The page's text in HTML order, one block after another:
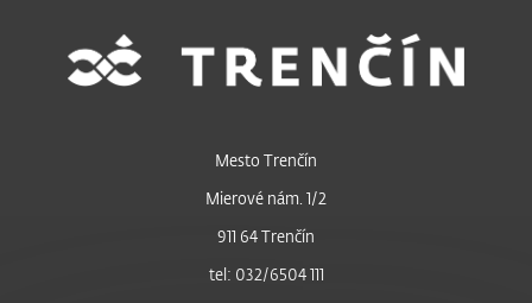
Mesto Trenčín
Mierové nám. 1/2
911 64 Trenčín
tel: 032/6504 111